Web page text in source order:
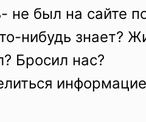
не был на сайте
нибудь знает?
Бросил нас?